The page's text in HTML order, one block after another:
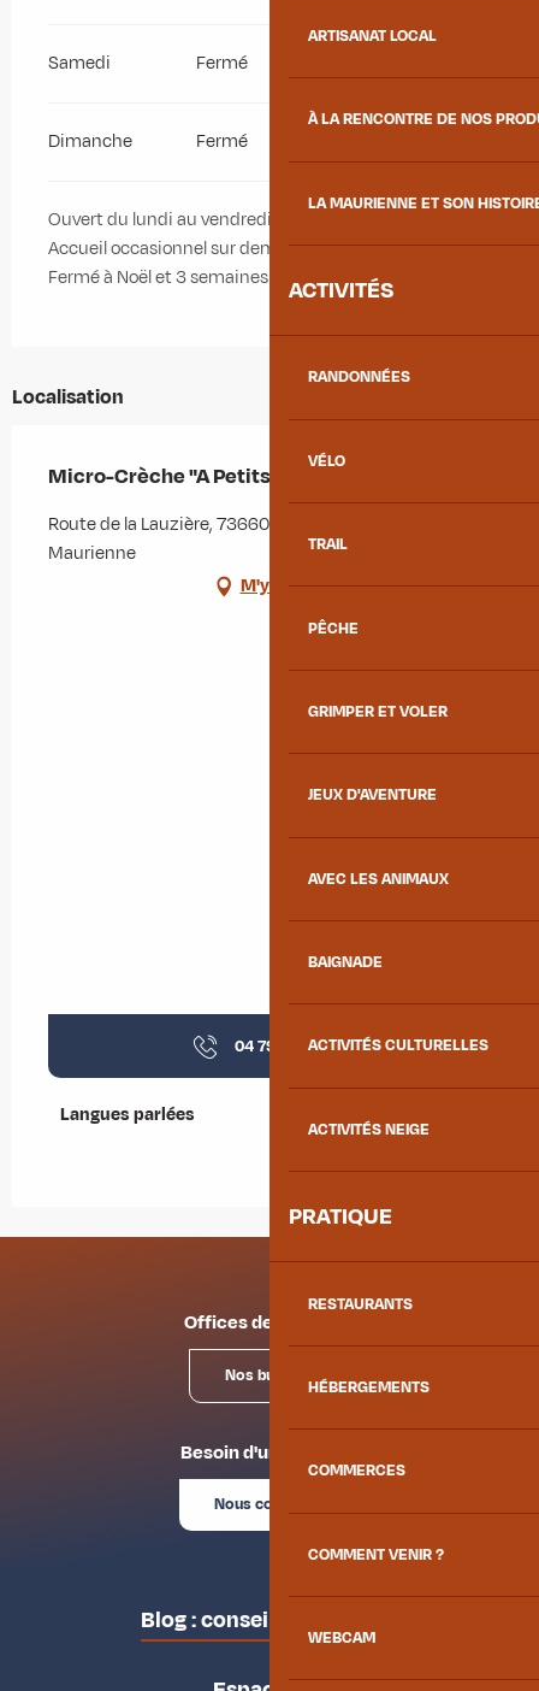
ARTISANAT LOCAL
À LA RENCONTRE DE NOS
LA MAURIENNE ET SON
ACTIVITÉS
RANDONNÉES
VÉLO
TRAIL
PÊCHE
GRIMPER ET VOLER
JEUX D'AVENTURE
AVEC LES ANIMAUX
BAIGNADE
ACTIVITÉS CULTURELLES
ACTIVITÉS NEIGE
PRATIQUE
RESTAURANTS
HÉBERGEMENTS
COMMERCES
COMMENT VENIR ?
WEBCAM
Samedi Fermé
Dimanche Fermé
Ouvert du lundi au vendredi.
Accueil occasionnel sur demande.
Fermé à Noël et 3 semaines en août.
Localisation
Micro-Crèche "A Petits Pas"
Route de la Lauzière, 73660 Saint-Rémy-de-
Maurienne
M'y rendre
04 79 05 11▒▒
Langues parlées
Langues parlées
Offices de tourisme
Nos bureaux
Besoin d'un conseil ?
Nous contacter
Blog : conseils des locaux